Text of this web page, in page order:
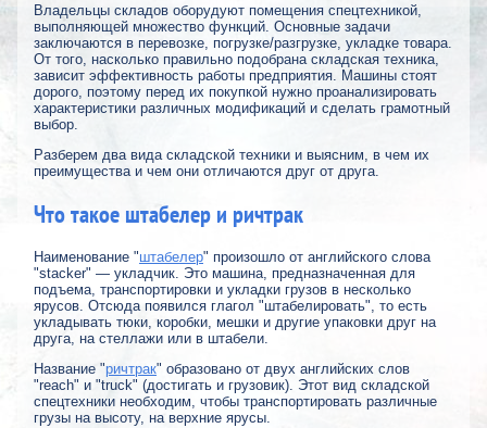
Владельцы складов оборудуют помещения спецтехникой,
выполняющей множество функций. Основные задачи
заключаются в перевозке, погрузке/разгрузке, укладке товара.
От того, насколько правильно подобрана складская техника,
зависит эффективность работы предприятия. Машины стоят
дорого, поэтому перед их покупкой нужно проанализировать
характеристики различных модификаций и сделать грамотный
выбор.
Разберем два вида складской техники и выясним, в чем их
преимущества и чем они отличаются друг от друга.
Что такое штабелер и ричтрак
Наименование "штабелер" произошло от английского слова
"stacker" — укладчик. Это машина, предназначенная для
подъема, транспортировки и укладки грузов в несколько
ярусов. Отсюда появился глагол "штабелировать", то есть
укладывать тюки, коробки, мешки и другие упаковки друг на
друга, на стеллажи или в штабели.
Название "ричтрак" образовано от двух английских слов
"reach" и "truck" (достигать и грузовик). Этот вид складской
спецтехники необходим, чтобы транспортировать различные
грузы на высоту, на верхние ярусы.